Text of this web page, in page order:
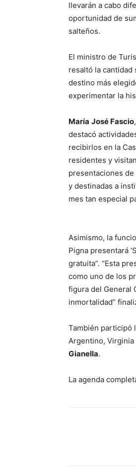
llevarán a cabo
oportunidad de
salteños.
El ministro de
resaltó la cantidad
destino más
experimentar la
María José Fascio
destacó
recibirlos en la
residentes y
presentaciones
y destinadas a
mes tan especial
Asimismo, la
Pigna presentará
gratuita”. “Esta
como uno de los
figura del General
inmortalidad”
También participó
Argentino, Virginia
Gianella.
La agenda